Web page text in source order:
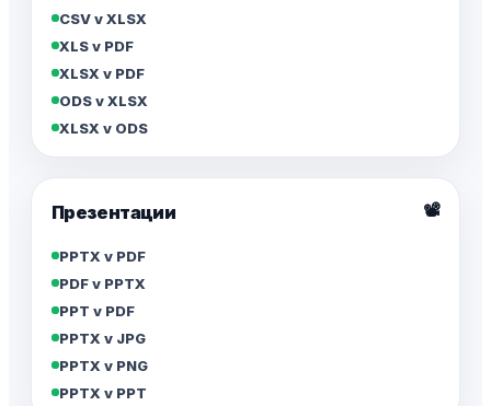
CSV v XLSX
XLS v PDF
XLSX v PDF
ODS v XLSX
XLSX v ODS
Презентации 📽️
PPTX v PDF
PDF v PPTX
PPT v PDF
PPTX v JPG
PPTX v PNG
PPTX v PPT